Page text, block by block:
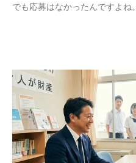
でも応募はなかったんですよね。